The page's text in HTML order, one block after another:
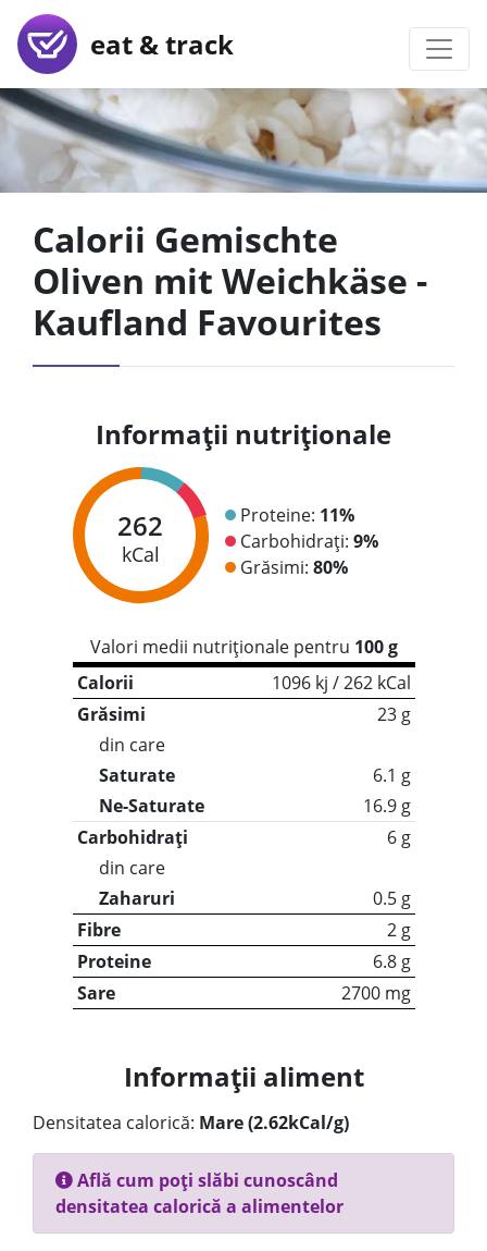
eat & track
Calorii Gemischte
Oliven mit Weichkäse -
Kaufland Favourites
Informații nutriționale
262
kCal
Proteine: 11%
Carbohidrați: 9%
Grăsimi: 80%
Valori medii nutriționale pentru 100 g
Calorii
1096 kj / 262 kCal
Grăsimi
23 g
din care
Saturate
6.1 g
Ne-Saturate
16.9 g
Carbohidrați
6 g
din care
Zaharuri
0.5 g
Fibre
2 g
Proteine
6.8 g
Sare
2700 mg
Informații aliment
Densitatea calorică: Mare (2.62kCal/g)
Află cum poți slăbi cunoscând
densitatea calorică a alimentelor